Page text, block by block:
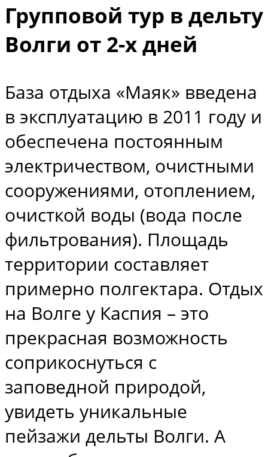
Групповой тур в дельту
Волги от 2-х дней
База отдыха «Маяк» введена
в эксплуатацию в 2011 году и
обеспечена постоянным
электричеством, очистными
сооружениями, отоплением,
очисткой воды (вода после
фильтрования). Площадь
территории составляет
примерно полгектара. Отдых
на Волге у Каспия – это
прекрасная возможность
соприкоснуться с
заповедной природой,
увидеть уникальные
пейзажи дельты Волги. А